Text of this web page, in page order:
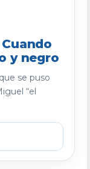
y negro
se puso
“el